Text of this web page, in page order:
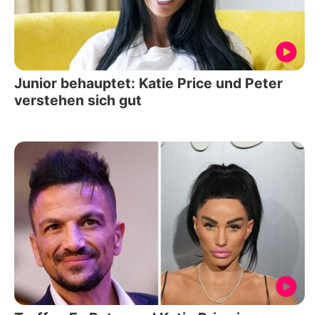
Junior behauptet: Katie Price und Peter
verstehen sich gut